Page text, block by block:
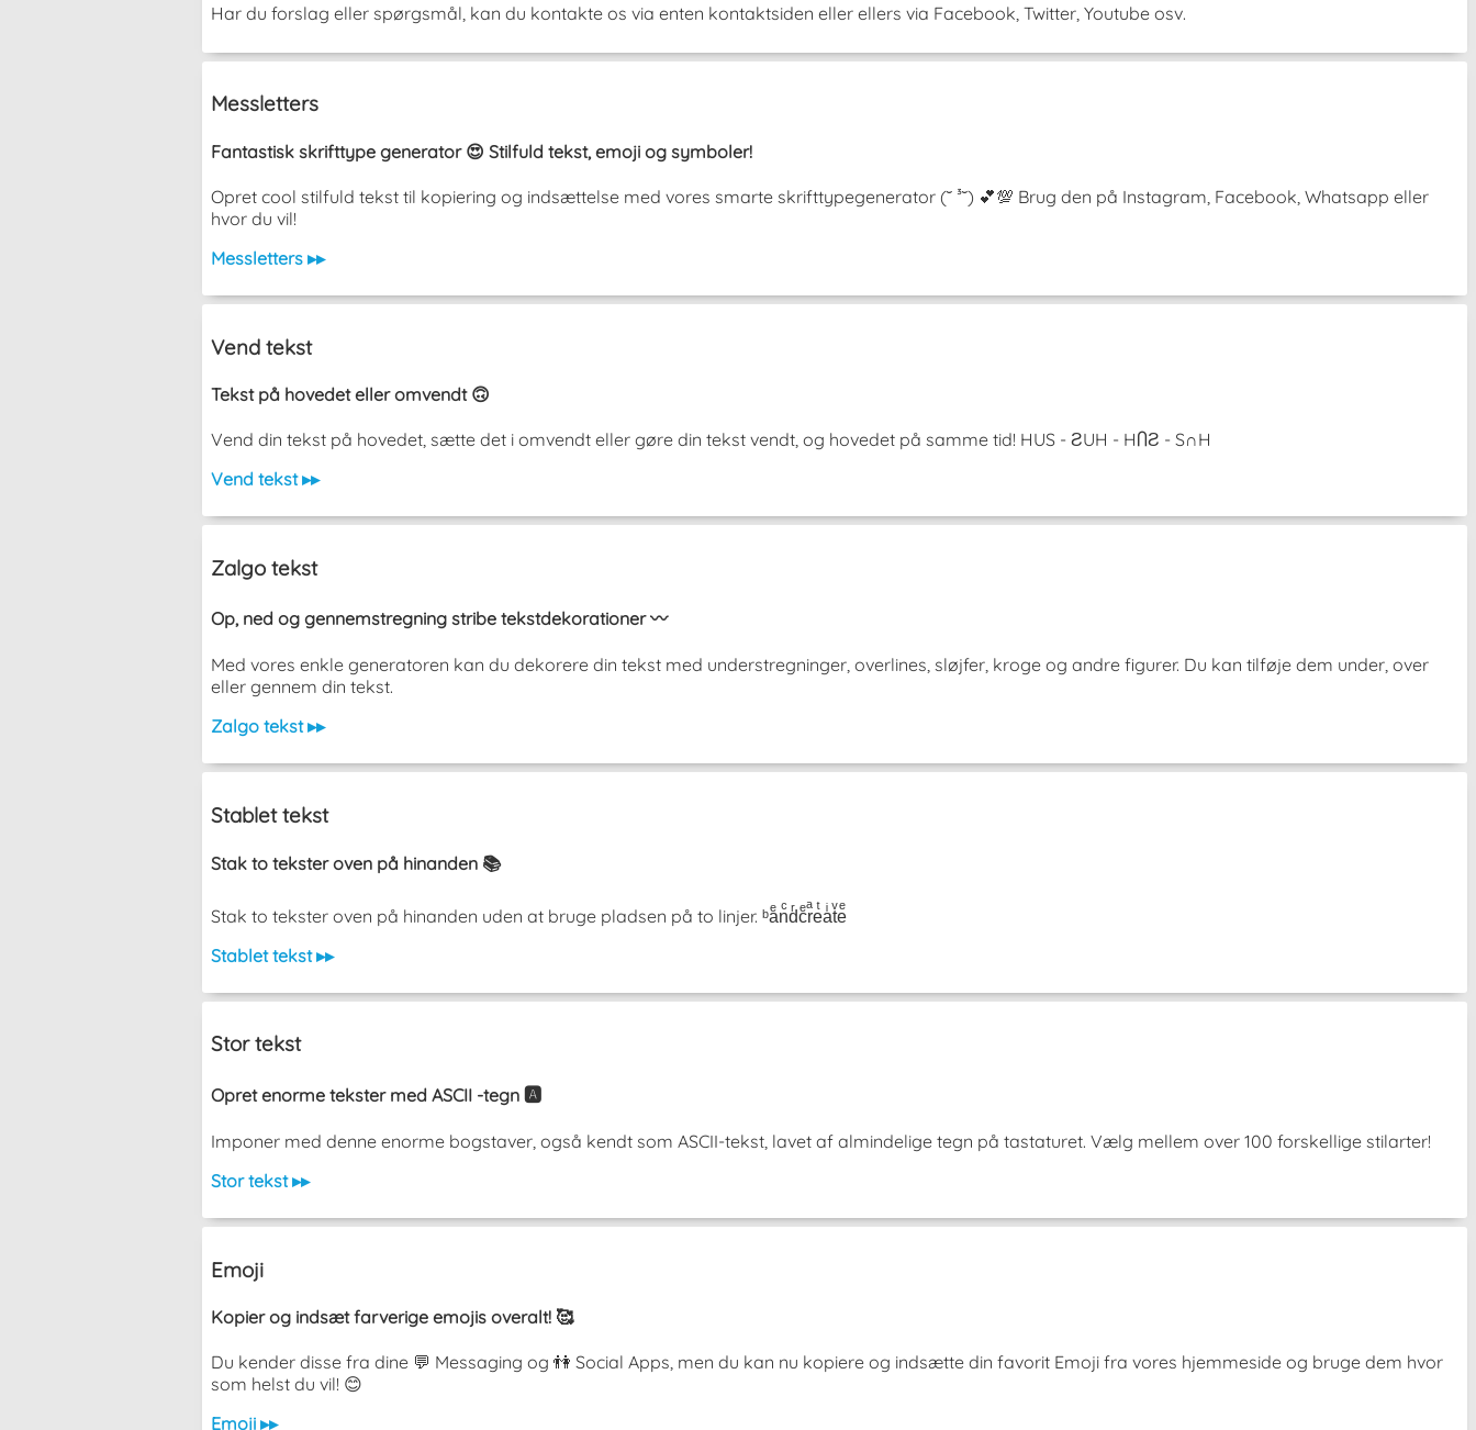
Har du forslag eller spørgsmål, kan du kontakte os via enten kontaktsiden eller ellers via Facebook, Twitter, Youtube osv.
Messletters
Fantastisk skrifttype generator 😍 Stilfuld tekst, emoji og symboler!
Opret cool stilfuld tekst til kopiering og indsættelse med vores smarte skrifttypegenerator (˘ ³˘) 💕💯 Brug den på Instagram, Facebook, Whatsapp eller
hvor du vil!
Messletters ▸▸
Vend tekst
Tekst på hovedet eller omvendt 🙃
Vend din tekst på hovedet, sætte det i omvendt eller gøre din tekst vendt, og hovedet på samme tid! HUS - ƧUH - HႶƧ - S∩H
Vend tekst ▸▸
Zalgo tekst
Op, ned og gennemstregning stribe tekstdekorationer 〰️
Med vores enkle generatoren kan du dekorere din tekst med understregninger, overlines, sløjfer, kroge og andre figurer. Du kan tilføje dem under, over
eller gennem din tekst.
Zalgo tekst ▸▸
Stablet tekst
Stak to tekster oven på hinanden 📚
Stak to tekster oven på hinanden uden at bruge pladsen på to linjer. ᵇaͤnͨdͬcͤrͣeͭaͥtͮeͤ
Stablet tekst ▸▸
Stor tekst
Opret enorme tekster med ASCII -tegn 🅰️
Imponer med denne enorme bogstaver, også kendt som ASCII-tekst, lavet af almindelige tegn på tastaturet. Vælg mellem over 100 forskellige stilarter!
Stor tekst ▸▸
Emoji
Kopier og indsæt farverige emojis overalt! 🥰
Du kender disse fra dine 💬 Messaging og 👫 Social Apps, men du kan nu kopiere og indsætte din favorit Emoji fra vores hjemmeside og bruge dem hvor
som helst du vil! 😊
Emoji ▸▸